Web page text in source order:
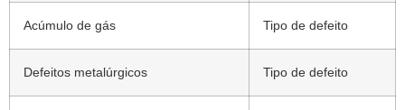
Acúmulo de gás Tipo de defeito
Defeitos metalúrgicos Tipo de defeito